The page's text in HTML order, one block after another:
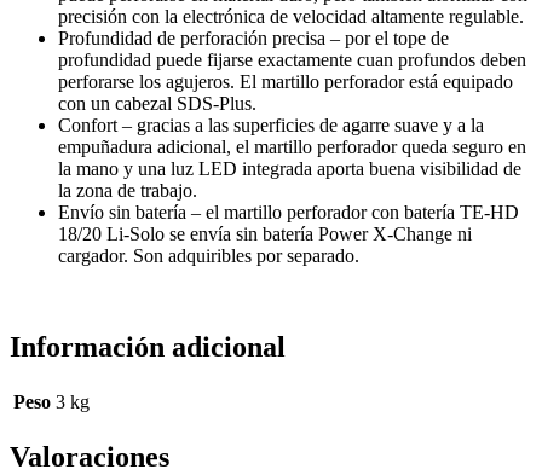
precisión con la electrónica de velocidad altamente regulable.
Profundidad de perforación precisa – por el tope de
profundidad puede fijarse exactamente cuan profundos deben
perforarse los agujeros. El martillo perforador está equipado
con un cabezal SDS-Plus.
Confort – gracias a las superficies de agarre suave y a la
empuñadura adicional, el martillo perforador queda seguro en
la mano y una luz LED integrada aporta buena visibilidad de
la zona de trabajo.
Envío sin batería – el martillo perforador con batería TE-HD
18/20 Li-Solo se envía sin batería Power X-Change ni
cargador. Son adquiribles por separado.
Información adicional
Peso 3 kg
Valoraciones